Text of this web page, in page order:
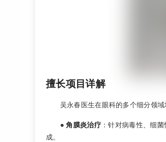
擅长项目详解
吴永春医生在眼科的多个细分领
●角膜炎治疗 ：针对病毒性、细
成。